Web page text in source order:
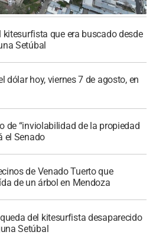
que era buscado desde
Setúbal
dólar hoy, viernes 7 de agosto, en
de “inviolabilidad de la propiedad
el Senado
de Venado Tuerto que
de un árbol en Mendoza
del kitesurfista desaparecido
Setúbal